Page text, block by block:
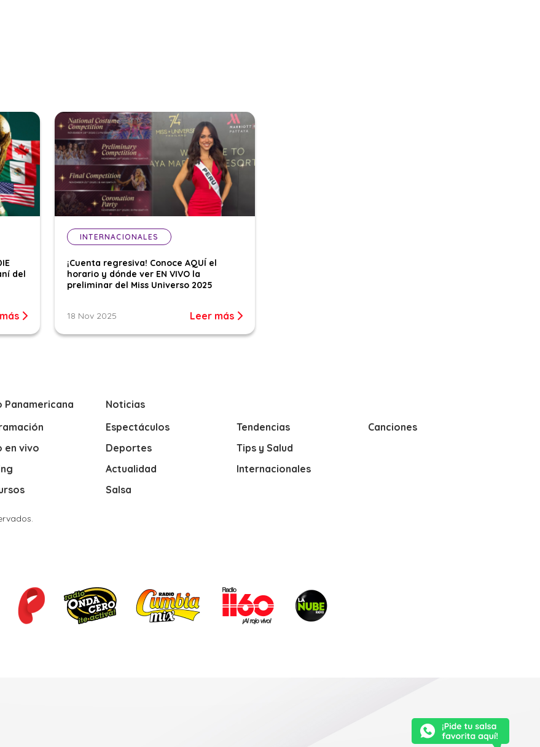
del
INTERNACIONALES
¡Cuenta regresiva! Conoce AQUÍ el
horario y dónde ver EN VIVO la
preliminar del Miss Universo 2025
18 Nov 2025 Leer más
Panamericana
en vivo
Noticias
Espectáculos
Deportes
Actualidad
Salsa
Tendencias
Tips y Salud
Internacionales
Canciones